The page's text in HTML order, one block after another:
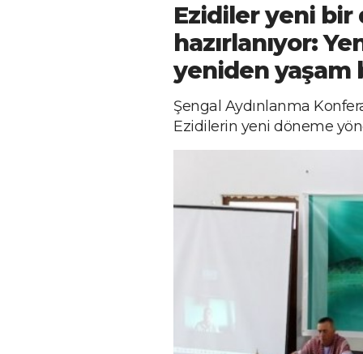
Ezidiler yeni bir
hazırlanıyor:
yeniden yaşam
Şengal Aydınlanma
Ezidilerin yeni döneme